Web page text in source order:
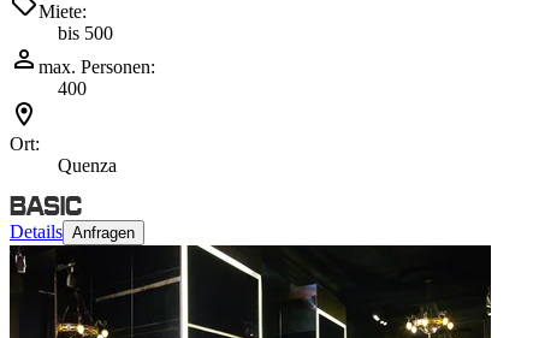
Miete:
bis 500
max. Personen:
400
Ort:
Quenza
Details Anfragen